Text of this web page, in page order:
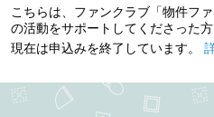
こちらは、ファンクラブ「物件フ
の活動をサポートしてくださった方
現在は申込みを終了しています。